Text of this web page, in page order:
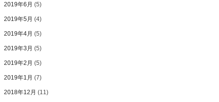
2019年6月 (5)
2019年5月 (4)
2019年4月 (5)
2019年3月 (5)
2019年2月 (5)
2019年1月 (7)
2018年12月 (11)